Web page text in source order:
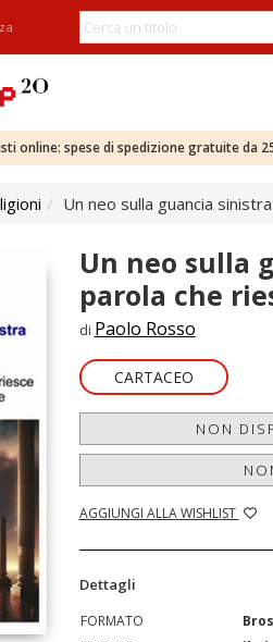
online: spese di spedizione gratuite da
Un neo sulla guancia
Un neo sulla
parola che
di Paolo Rosso
CARTACEO
NON
AGGIUNGI ALLA WISHLIST
Dettagli
FORMATO